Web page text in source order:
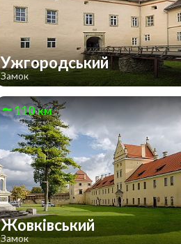
Ужгородський
Замок
110 км
Жовківський
Замок